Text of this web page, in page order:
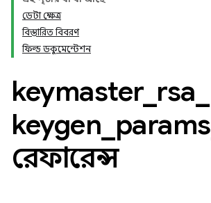
ডেটা ক্ষেত্র
বিস্তারিত বিবরণ
ফিল্ড ডকুমেন্টেশন
keymaster_ rsa
keygen params
রেফারেন্স